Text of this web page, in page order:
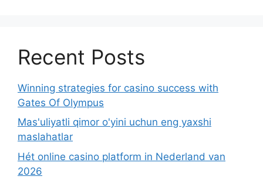
Recent Posts
Winning strategies for casino success with
Gates Of Olympus
Mas'uliyatli qimor o'yini uchun eng yaxshi
maslahatlar
Hét online casino platform in Nederland van
2026